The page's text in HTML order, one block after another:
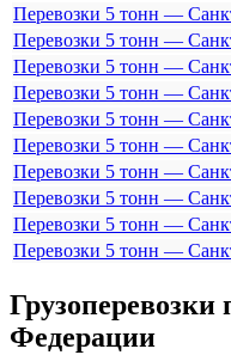
Перевозки 5 тонн —
Перевозки 5 тонн —
Перевозки 5 тонн —
Перевозки 5 тонн —
Перевозки 5 тонн —
Перевозки 5 тонн —
Перевозки 5 тонн —
Перевозки 5 тонн —
Перевозки 5 тонн —
Перевозки 5 тонн —
Грузоперевозки
Федерации